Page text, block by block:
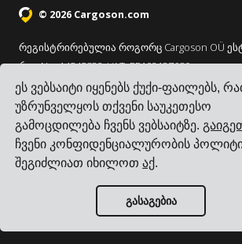
ეს ვებსაიტი იყენებს ქუქი-ფაილებს,
უზრუნველყოს თქვენი საუკეთესო
გამოცდილება ჩვენს ვებსაიტზე.
ჩვენი კონფიდენციალურობის
შეგიძლიათ იხილოთაქ.
გასაგებია
© 2026 Cargoson.com
რეგისტრირებულია როგორც Cargoson OÜ
რეგ No: 14545832. VAT: EE102137680.
სათაო ოფისი: Pärnu mnt. 141, 11314 ტალინი,
+372 5555 0028 · hello@cargoson.com
მომსახურების პირობები |
|ქუქი-ფაილების პოლიტიკა